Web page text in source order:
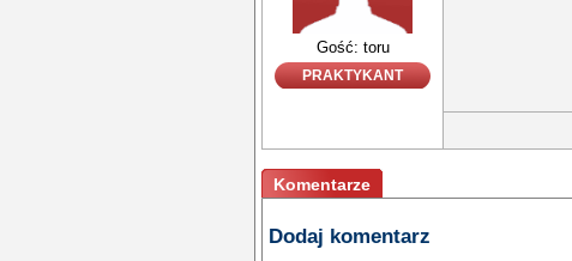
Gość: toru
PRAKTYKANT
Komentarze
Dodaj komentarz